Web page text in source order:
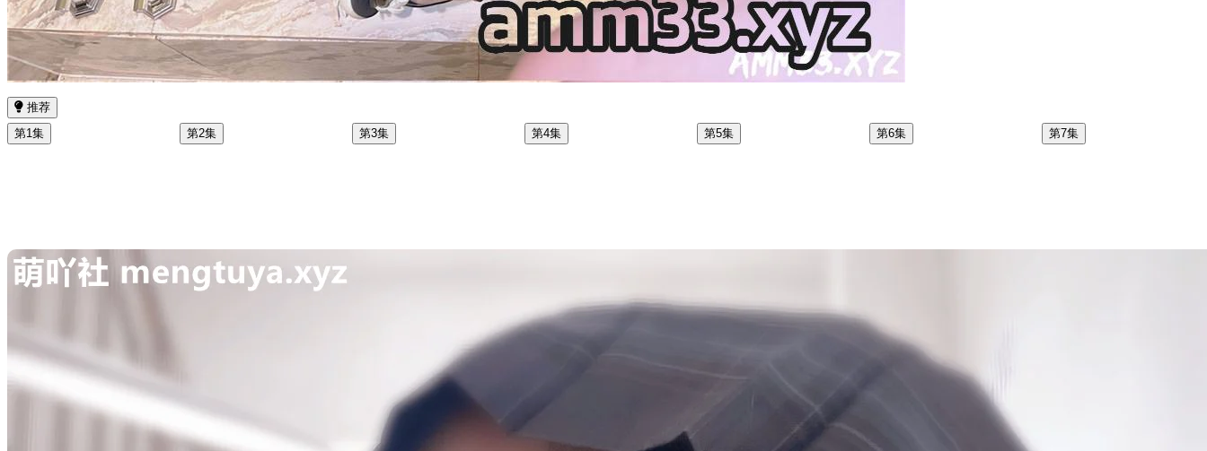
推荐
第1集
第2集 第3集 第4集 第5集 第6集 第7集